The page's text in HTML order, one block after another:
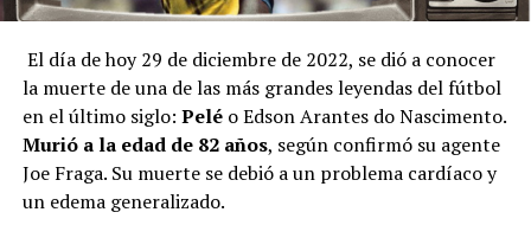
El día de hoy 29 de diciembre de 2022, se dió a conocer
la muerte de una de las más grandes leyendas del fútbol
en el último siglo: Peléo Edson Arantes do Nascimento.
Murió a la edad de 82 años, según confirmó su agente
Joe Fraga. Su muerte se debió a un problema cardíaco y
un edema generalizado.